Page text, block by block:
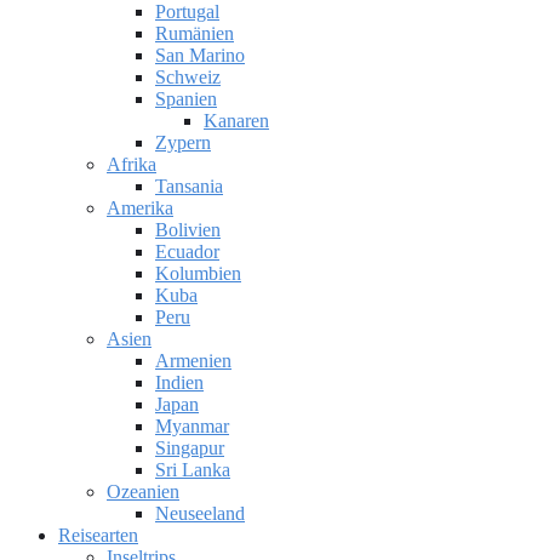
Portugal
Rumänien
San Marino
Schweiz
Spanien
Kanaren
Zypern
Afrika
Tansania
Amerika
Bolivien
Ecuador
Kolumbien
Kuba
Peru
Asien
Armenien
Indien
Japan
Myanmar
Singapur
Sri Lanka
Ozeanien
Neuseeland
Reisearten